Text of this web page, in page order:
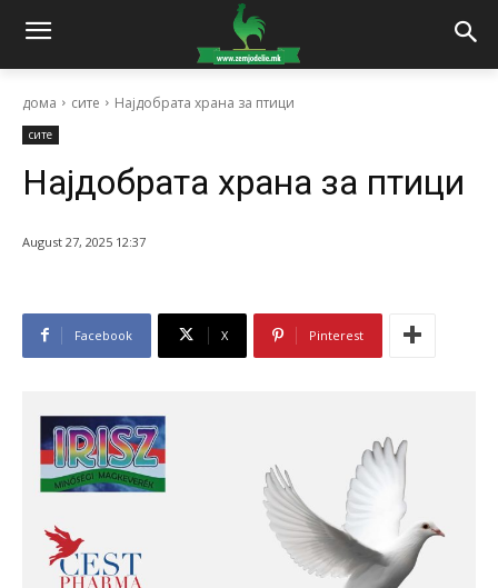
дома сите Најдобрата храна за птици
сите
Најдобрата храна за птици
August 27, 2025 12:37
Facebook X Pinterest